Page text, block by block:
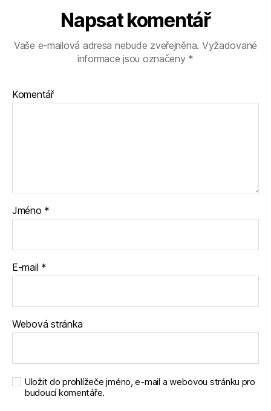
Napsat komentář
Vaše e-mailová adresa nebude zveřejněna. Vyžadované
informace jsou označeny *
Komentář
Jméno *
E-mail *
Webová stránka
Uložit do prohlížeče jméno, e-mail a webovou stránku pro
budoucí komentáře.